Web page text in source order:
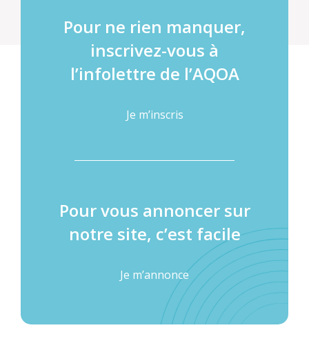
Pour ne rien manquer,
inscrivez-vous à
l’infolettre de l’AQOA
Je m’inscris
Pour vous annoncer sur
notre site, c’est facile
Je m’annonce